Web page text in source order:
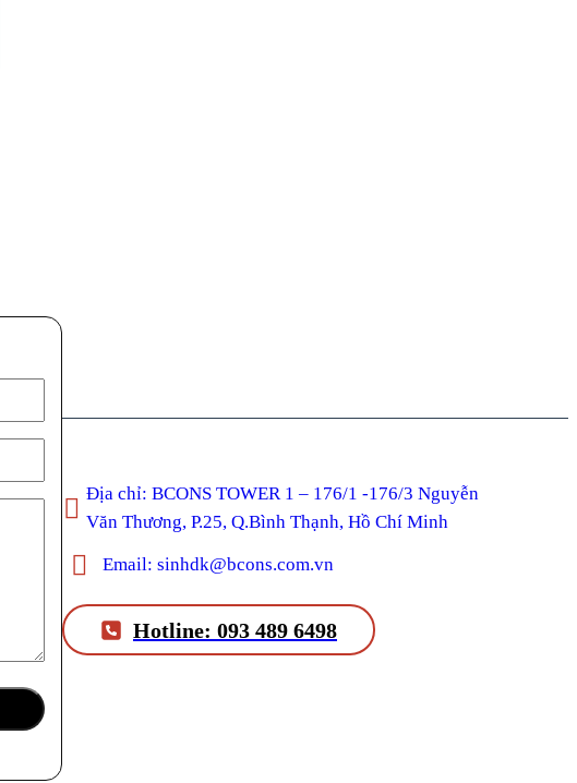
Địa chỉ: BCONS TOWER 1 – 176/1 -176/3 Nguyễn
Văn Thương, P.25, Q.Bình Thạnh, Hồ Chí Minh
Email: sinhdk@bcons.com.vn
Hotline: 093 489 6498